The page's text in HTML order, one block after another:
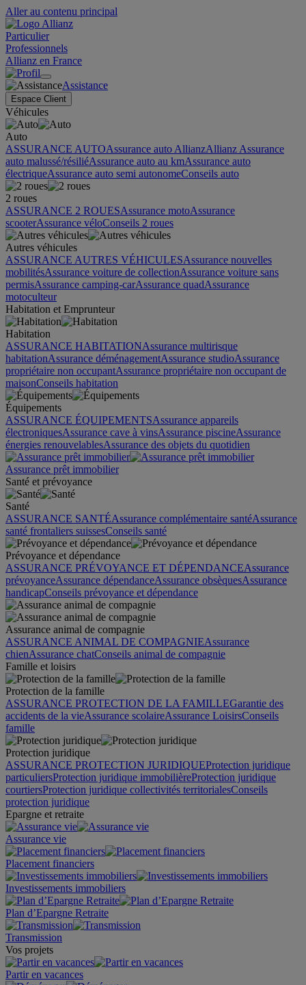
Aller au contenu principal
Particulier
Professionnels
Allianz en France
Assistance
Espace Client
Véhicules
Auto
ASSURANCE AUTOAssurance auto AllianzAllianz Assurance
auto malussé/résiliéAssurance auto au kmAssurance auto
électriqueAssurance auto semi autonomeConseils auto
2 roues
ASSURANCE 2 ROUESAssurance motoAssurance
scooterAssurance véloConseils 2 roues
Autres véhicules
ASSURANCE AUTRES VÉHICULESAssurance nouvelles
mobilitésAssurance voiture de collectionAssurance voiture sans
permisAssurance camping-carAssurance quadAssurance
motoculteur
Habitation et Emprunteur
Habitation
ASSURANCE HABITATIONAssurance multirisque
habitationAssurance déménagementAssurance studioAssurance
propriétaire non occupantAssurance propriétaire non occupant de
maisonConseils habitation
Équipements
ASSURANCE ÉQUIPEMENTSAssurance appareils
électroniquesAssurance cave à vinsAssurance piscineAssurance
énergies renouvelablesAssurance des objets du quotidien
Assurance prêt immobilier
Santé et prévoyance
Santé
ASSURANCE SANTÉAssurance complémentaire santéAssurance
santé frontaliers suissesConseils santé
Prévoyance et dépendance
ASSURANCE PRÉVOYANCE ET DÉPENDANCEAssurance
prévoyanceAssurance dépendanceAssurance obsèquesAssurance
handicapConseils prévoyance et dépendance
Assurance animal de compagnie
ASSURANCE ANIMAL DE COMPAGNIEAssurance
chienAssurance chatConseils animal de compagnie
Famille et loisirs
Protection de la famille
ASSURANCE PROTECTION DE LA FAMILLEGarantie des
accidents de la vieAssurance scolaireAssurance LoisirsConseils
famille
Protection juridique
ASSURANCE PROTECTION JURIDIQUEProtection juridique
particuliersProtection juridique immobilièreProtection juridique
courtiersProtection juridique collectivités territorialesConseils
protection juridique
Epargne et retraite
Assurance vie
Placement financiers
Investissements immobiliers
Plan d’Epargne Retraite
Transmission
Vos projets
Partir en vacances